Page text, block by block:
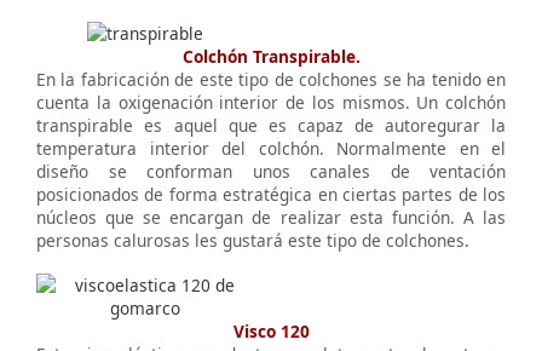
Colchón Transpirable.
En la fabricación de este tipo de colchones se ha tenido en
cuenta la oxigenación interior de los mismos. Un colchón
transpirable es aquel que es capaz de autoregurar la
temperatura interior del colchón. Normalmente en el
diseño se conforman unos canales de ventación
posicionados de forma estratégica en ciertas partes de los
núcleos que se encargan de realizar esta función. A las
personas calurosas les gustará este tipo de colchones.
Visco 120